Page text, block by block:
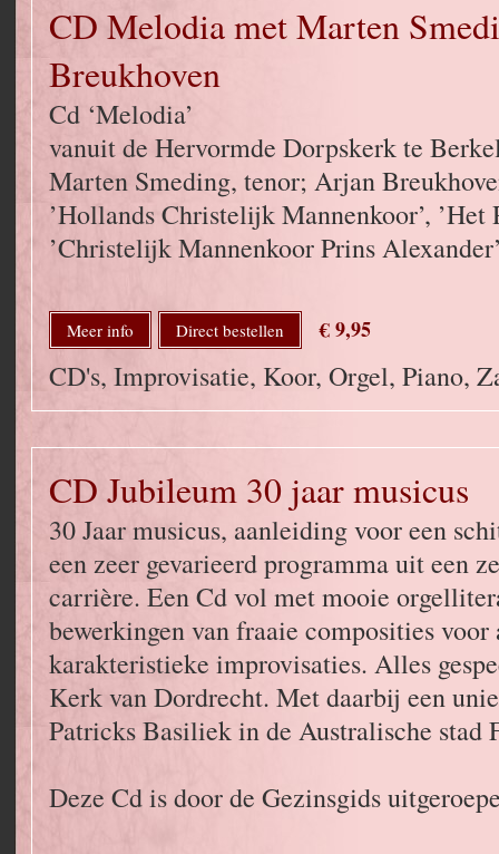
CD Melodia met Marten
Breukhoven
Cd ‘Melodia’
vanuit de Hervormde Dorpskerk te
Marten Smeding, tenor; Arjan
’Hollands Christelijk Mannenkoor’,
’Christelijk Mannenkoor Prins
Meer info Direct bestellen € 9,95
CD's, Improvisatie, Koor, Orgel, Piano,
CD Jubileum 30 jaar musicus
30 Jaar musicus, aanleiding voor een
een zeer gevarieerd programma uit een
carrière. Een Cd vol met mooie
bewerkingen van fraaie composities
karakteristieke improvisaties. Alles
Kerk van Dordrecht. Met daarbij een
Patricks Basiliek in de Australische stad
Deze Cd is door de Gezinsgids